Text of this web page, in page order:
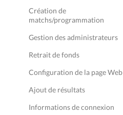
Création de
matchs/programmation
Gestion des administrateurs
Retrait de fonds
Configuration de la page Web
Ajout de résultats
Informations de connexion